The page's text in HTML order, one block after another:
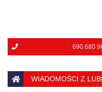
690 680
WIADOMOŚCI Z